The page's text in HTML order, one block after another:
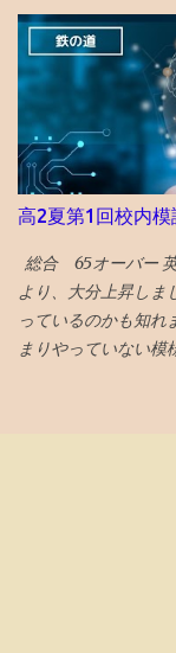
受け取っていて、倒
支給原資が無くな
株・社債を買ってい
記①に関しては、
収入が3億円、支出
金が無くなっても、
有 しています。 毎
財団とは異なり、設
す。 また、基金の
で、母体企業の倒
違反などの相当な
記②に関しては、保
高2夏第1回校内模
総合 65オーバー
より、大分上昇しま
っているのかも知れ
まりやっていない